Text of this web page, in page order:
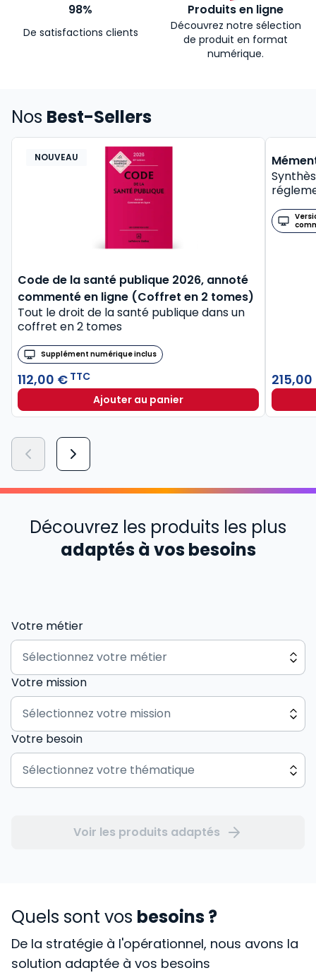
98%
De satisfactions clients
Produits en ligne
Découvrez notre sélection
de produit en format
numérique.
Nos Best-Sellers
NOUVEAU
Code de la santé publique 2026, annoté
commenté en ligne (Coffret en 2 tomes)
Tout le droit de la santé publique dans un
coffret en 2 tomes
Supplément numérique inclus
112,00 € TTC
Ajouter au panier
BEST-
Découvrez les produits les plus
adaptés à vos besoins
Votre métier
Votre mission
Votre besoin
Voir les produits adaptés
Quels sont vos besoins ?
De la stratégie à l'opérationnel, nous avons la
solution adaptée à vos besoins